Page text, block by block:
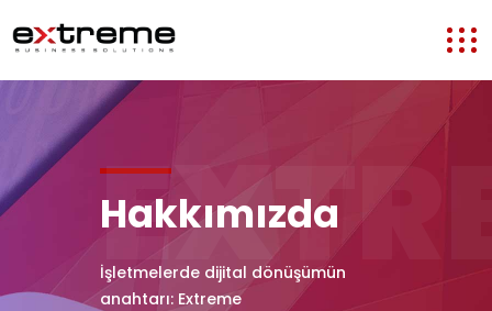
Hakkımızda
İşletmelerde dijital dönüşümün
anahtarı: Extreme